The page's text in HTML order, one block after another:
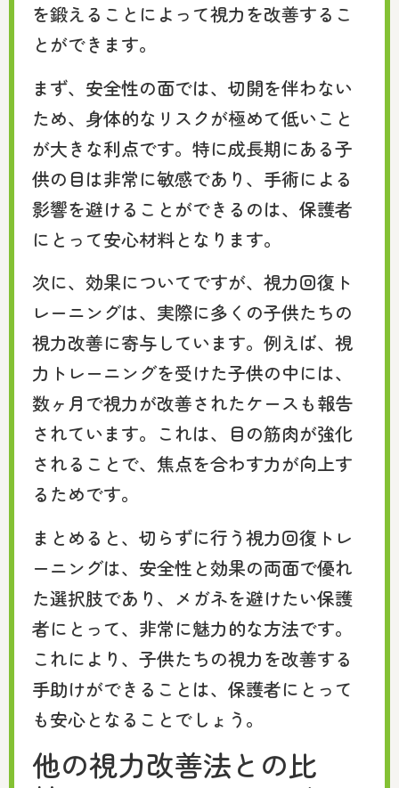
を鍛えることによって視力を改善するこ
とができます。
まず、安全性の面では、切開を伴わない
ため、身体的なリスクが極めて低いこと
が大きな利点です。特に成長期にある子
供の目は非常に敏感であり、手術による
影響を避けることができるのは、保護者
にとって安心材料となります。
次に、効果についてですが、視力回復ト
レーニングは、実際に多くの子供たちの
視力改善に寄与しています。例えば、視
力トレーニングを受けた子供の中には、
数ヶ月で視力が改善されたケースも報告
されています。これは、目の筋肉が強化
されることで、焦点を合わす力が向上す
るためです。
まとめると、切らずに行う視力回復トレ
ーニングは、安全性と効果の両面で優れ
た選択肢であり、メガネを避けたい保護
者にとって、非常に魅力的な方法です。
これにより、子供たちの視力を改善する
手助けができることは、保護者にとって
も安心となることでしょう。
他の視力改善法との比